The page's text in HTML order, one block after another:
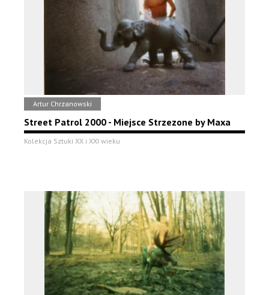
Artur Chrzanowski
Street Patrol 2000 - Miejsce Strzezone by Maxa
Kolekcja Sztuki XX i XXI wieku